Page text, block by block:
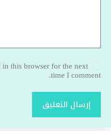
in this browser for the next
time I comment.
إرسال التعليق